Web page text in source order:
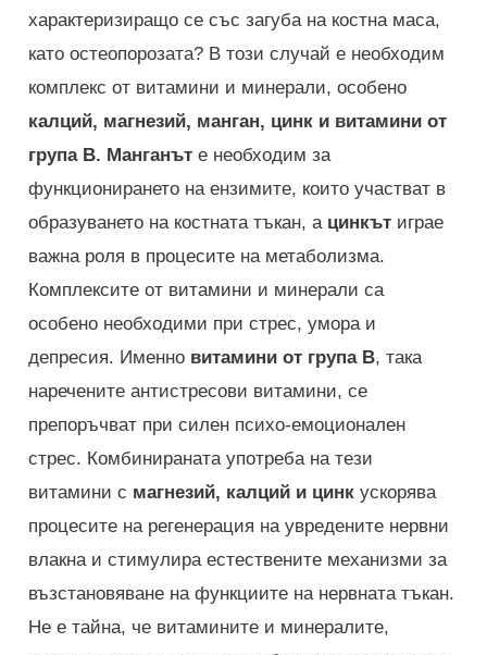
характеризиращо се със загуба на костна маса,
като остеопорозата? В този случай е необходим
комплекс от витамини и минерали, особено
калций, магнезий, манган, цинк и витамини от
група В. Манганът е необходим за
функционирането на ензимите, които участват в
образуването на костната тъкан, а цинкът играе
важна роля в процесите на метаболизма.
Комплексите от витамини и минерали са
особено необходими при стрес, умора и
депресия. Именно витамини от група В, така
наречените антистресови витамини, се
препоръчват при силен психо-емоционален
стрес. Комбинираната употреба на тези
витамини с магнезий, калций и цинк ускорява
процесите на регенерация на увредените нервни
влакна и стимулира естествените механизми за
възстановяване на функциите на нервната тъкан.
Не е тайна, че витамините и минералите,